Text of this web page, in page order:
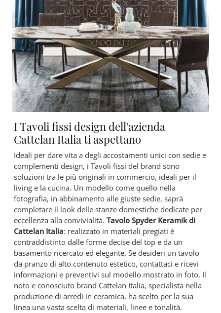
I Tavoli fissi design dell'azienda
Cattelan Italia ti aspettano
Ideali per dare vita a degli accostamenti unici con sedie e
complementi design, i Tavoli fissi del brand sono
soluzioni tra le più originali in commercio, ideali per il
living e la cucina. Un modello come quello nella
fotografia, in abbinamento alle giuste sedie, saprà
completare il look delle stanze domestiche dedicate per
eccellenza alla convivialità. Tavolo Spyder Keramik di
Cattelan Italia: realizzato in materiali pregiati è
contraddistinto dalle forme decise del top e da un
basamento ricercato ed elegante. Se desideri un tavolo
da pranzo di alto contenuto estetico, contattaci e ricevi
informazioni e preventivi sul modello mostrato in foto. Il
noto e conosciuto brand Cattelan Italia, specialista nella
produzione di arredi in ceramica, ha scelto per la sua
linea una vasta scelta di materiali, linee e tonalità.